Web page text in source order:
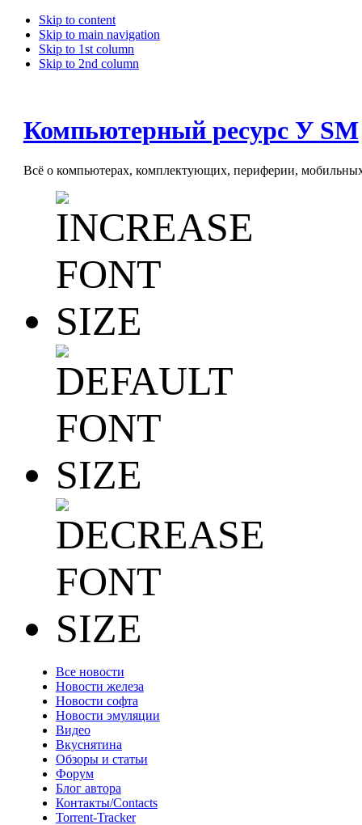
Skip to content
Skip to main navigation
Skip to 1st column
Skip to 2nd column
Компьютерный ресурс У SM
Всё о компьютерах, комплектующих, периферии, мобильных
Все новости
Новости железа
Новости софта
Новости эмуляции
Видео
Вкуснятина
Обзоры и статьи
Форум
Блог автора
Контакты/Contacts
Torrent-Tracker